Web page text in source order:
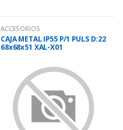
ACCESORIOS
CAJA METAL IP55 P/1 PULS D:22
68x68x51 XAL-X01